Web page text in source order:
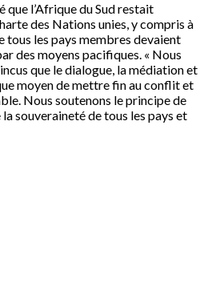
que l’Afrique du Sud restait
des Nations unies, y compris à
tous les pays membres devaient
des moyens pacifiques. « Nous
que le dialogue, la médiation et
moyen de mettre fin au conflit et
Nous soutenons le principe de
souveraineté de tous les pays et